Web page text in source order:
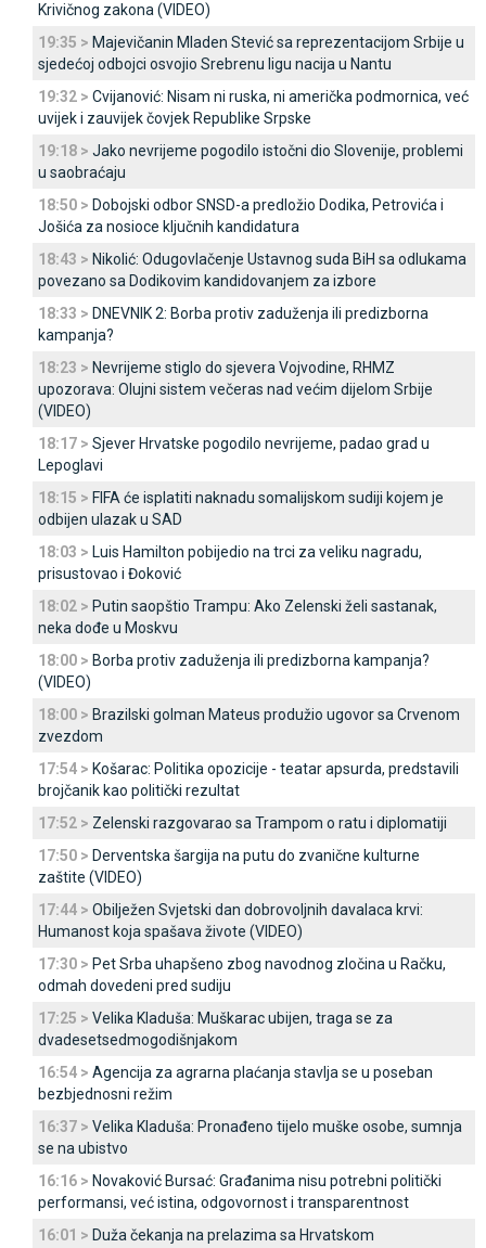
Krivičnog zakona (VIDEO)
19:35 > Majevičanin Mladen Stević sa reprezentacijom Srbije u
sjedećoj odbojci osvojio Srebrenu ligu nacija u Nantu
19:32 > Cvijanović: Nisam ni ruska, ni američka podmornica, već
uvijek i zauvijek čovjek Republike Srpske
19:18 > Јako nevrijeme pogodilo istočni dio Slovenije, problemi
u saobraćaju
18:50 > Dobojski odbor SNSD-a predložio Dodika, Petrovića i
Јošića za nosioce ključnih kandidatura
18:43 > Nikolić: Odugovlačenje Ustavnog suda BiH sa odlukama
povezano sa Dodikovim kandidovanjem za izbore
18:33 > DNEVNIK 2: Borba protiv zaduženja ili predizborna
kampanja?
18:23 > Nevrijeme stiglo do sjevera Vojvodine, RHMZ
upozorava: Olujni sistem večeras nad većim dijelom Srbije
(VIDEO)
18:17 > Sjever Hrvatske pogodilo nevrijeme, padao grad u
Lepoglavi
18:15 > FIFA će isplatiti naknadu somalijskom sudiji kojem je
odbijen ulazak u SAD
18:03 > Luis Hamilton pobijedio na trci za veliku nagradu,
prisustovao i Đoković
18:02 > Putin saopštio Trampu: Ako Zelenski želi sastanak,
neka dođe u Moskvu
18:00 > Borba protiv zaduženja ili predizborna kampanja?
(VIDEO)
18:00 > Brazilski golman Mateus produžio ugovor sa Crvenom
zvezdom
17:54 > Košarac: Politika opozicije - teatar apsurda, predstavili
brojčanik kao politički rezultat
17:52 > Zelenski razgovarao sa Trampom o ratu i diplomatiji
17:50 > Derventska šargija na putu do zvanične kulturne
zaštite (VIDEO)
17:44 > Obilježen Svjetski dan dobrovoljnih davalaca krvi:
Humanost koja spašava živote (VIDEO)
17:30 > Pet Srba uhapšeno zbog navodnog zločina u Račku,
odmah dovedeni pred sudiju
17:25 > Velika Kladuša: Muškarac ubijen, traga se za
dvadesetsedmogodišnjakom
16:54 > Agencija za agrarna plaćanja stavlja se u poseban
bezbjednosni režim
16:37 > Velika Kladuša: Pronađeno tijelo muške osobe, sumnja
se na ubistvo
16:16 > Novaković Bursać: Građanima nisu potrebni politički
performansi, već istina, odgovornost i transparentnost
16:01 > Duža čekanja na prelazima sa Hrvatskom